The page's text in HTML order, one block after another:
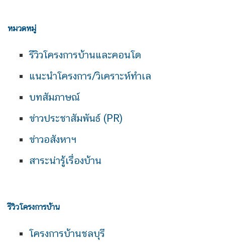
หมวดหมู่
รีวิวโครงการบ้านและคอนโด
แนะนำโครงการ/วิเคราะห์ทำเล
บทสัมภาษณ์
ข่าวประชาสัมพันธ์ (PR)
ข่าวอสังหาฯ
สาระน่ารู้เรื่องบ้าน
รีวิวโครงการบ้าน
โครงการบ้านชลบุรี